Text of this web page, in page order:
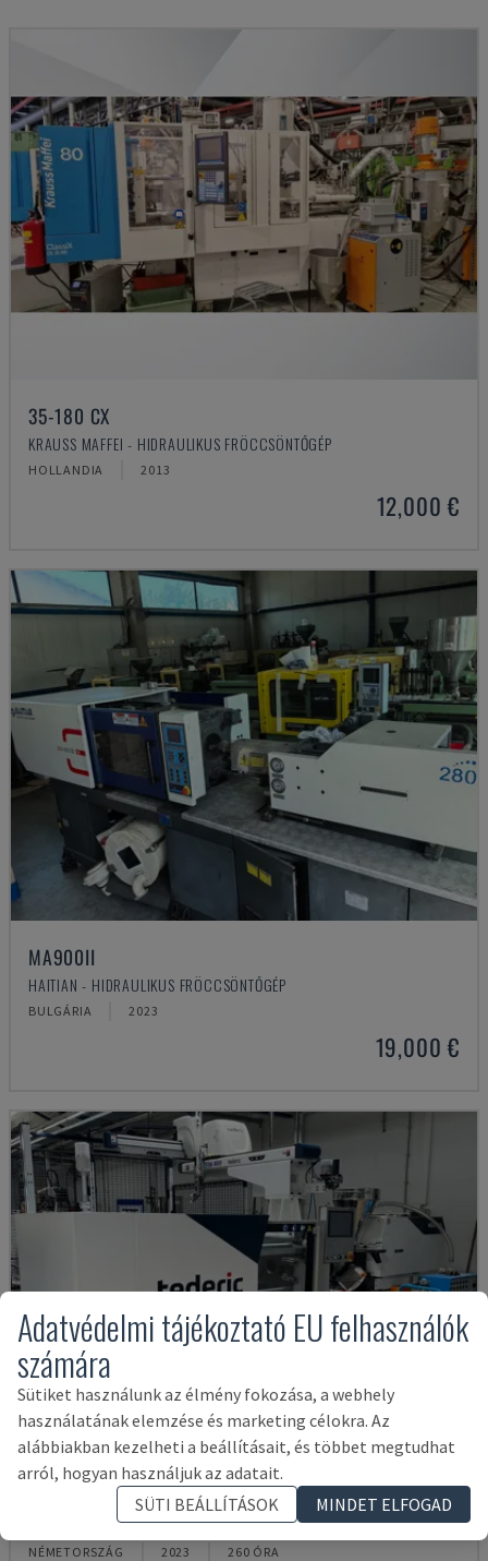
35-180 CX
KRAUSS MAFFEI - HIDRAULIKUS FRÖCCSÖNTŐGÉP
HOLLANDIA 2013
12,000 €
MA900ІІ
HAITIAN - HIDRAULIKUS FRÖCCSÖNTŐGÉP
BULGÁRIA 2023
19,000 €
NEO.E55/E110H
TEDERIC - HIDRAULIKUS FRÖCCSÖNTŐGÉP
NÉMETORSZÁG 2023 260 ÓRA
Adatvédelmi tájékoztató EU felhasználók
számára
Sütiket használunk az élmény fokozása, a webhely
használatának elemzése és marketing célokra. Az
alábbiakban kezelheti a beállításait, és többet megtudhat
arról, hogyan használjuk az adatait.
SÜTI BEÁLLÍTÁSOK
MINDET ELFOGAD